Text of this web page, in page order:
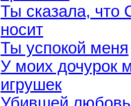
Ты сказала, что
носит
Ты успокой меня
У моих дочурок
игрушек